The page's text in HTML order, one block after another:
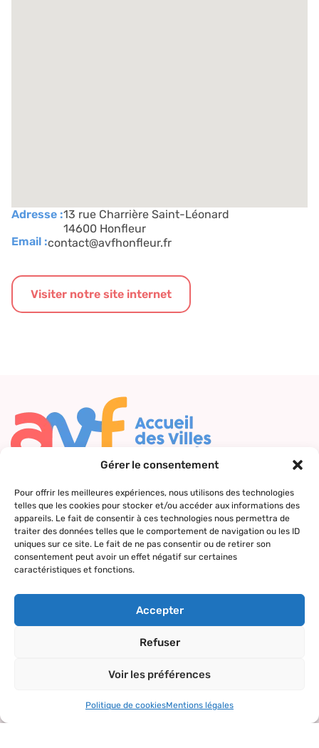
Gérer le consentement
Pour offrir les meilleures expériences, nous utilisons des technologies
telles que les cookies pour stocker et/ou accéder aux informations des
appareils. Le fait de consentir à ces technologies nous permettra de
traiter des données telles que le comportement de navigation ou les ID
uniques sur ce site. Le fait de ne pas consentir ou de retirer son
consentement peut avoir un effet négatif sur certaines
caractéristiques et fonctions.
Accepter
Refuser
Voir les préférences
Politique de cookiesMentions légales
Adresse :13 rue Charrière Saint-Léonard
14600 Honfleur
Email :contact@avfhonfleur.fr
Visiter notre site internet
Nous contacter
Qui sommes-
nous ?
Nos valeurs
La charte AVF
Nos actions
Accueil des
nouveaux
arrivants
Rencontres
Activités et
Le réseau
AVF
Répertoire
des AVF
réseau
Suivez-nous